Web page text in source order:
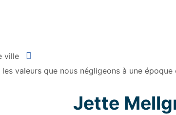
ville
Situer
valeurs que nous négligeons à une
Jette